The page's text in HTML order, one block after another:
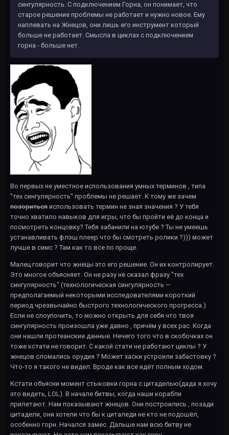
сингулярность. С подключением Горна, он понимает, что
старое решение проблемы не работает и нужно новое. Ему
наплевать на Жнецов, они лишь его инструмент который
больше не работает. Смысла в циклах с подключением
горна - больше нет.
Во первых не уместное использования умных терминов , типа
"тех сингулярность" проблемы не решает. К тому же зачем
позориться использовать термин не зная значения ? У тебя
точно хватило навыков для игры, что бы пройти её до конца и
посмотреть концовку? Тебя забанили на ютубе ? Ты не умеешь
устанавливать флэш плеер что бы смотреть ролики ?))) может
лучше в симс ? Там как то все по проще.
Малец говорит что жнецы это его решение. Он их контролирует.
Это многое объясняет. Он не разу не сказал фразу "тех
сингулярность" (технологическая сингулярность —
предполагаемый некоторыми исследователями короткий
период чрезвычайно быстрого технологического прогресса.)
Если не слоупочить, то можно открыть для себя что твоя
сингулярность произошла уже давно , причём у всех рас. Когда
они нашли протеанские данные. Нечего того что в скобочках он
тоже кстати не говорит. С какой стати не работают циклы ? У
жнецов сломались орудия ? Может хаски устроили забастовку ?
Что-то я такого не видел. Вроде как все идёт полным ходом.
Кстати объясни момент стыковки горна с цитаделью(дада я хочу
это видеть, LOL). В начале битвы, когда наши корабли
прилетают. Нам показывают жнецов. Они построились , позади
цитадели, они хотели что бы к циталеди не кто не подошёл,
особенно горн. Начался замес. Дальше нам всю битву не